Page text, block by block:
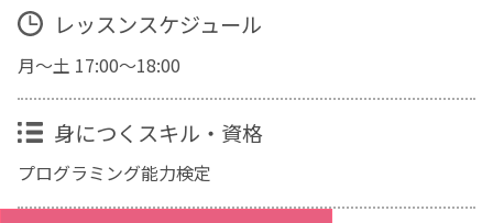
レッスンスケジュール
月～土 17:00～18:00
身につくスキル・資格
プログラミング能力検定